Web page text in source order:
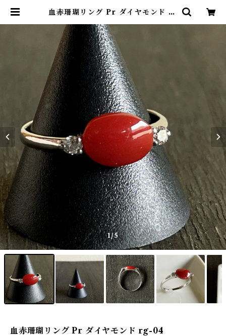
血赤珊瑚リング Pr ダイヤモンド rg
ショップ
1/5
血赤珊瑚リング Pr ダイヤモンド rg-04